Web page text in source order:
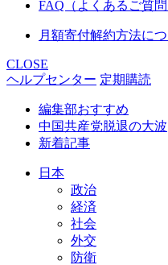
FAQ（よくあるご質問
月額寄付解約方法に
CLOSE
ヘルプセンター 定期購読
編集部おすすめ
中国共産党脱退の大波
新着記事
日本
政治
経済
社会
外交
防衛